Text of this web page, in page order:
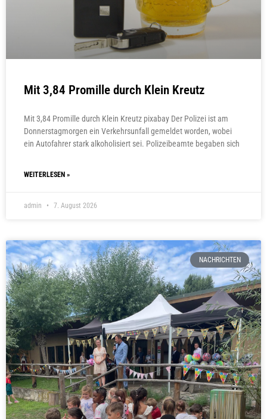
Mit 3,84 Promille durch Klein Kreutz
Mit 3,84 Promille durch Klein Kreutz pixabay Der Polizei ist am
Donnerstagmorgen ein Verkehrsunfall gemeldet worden, wobei
ein Autofahrer stark alkoholisiert sei. Polizeibeamte begaben sich
WEITERLESEN »
admin 7. August 2026
NACHRICHTEN